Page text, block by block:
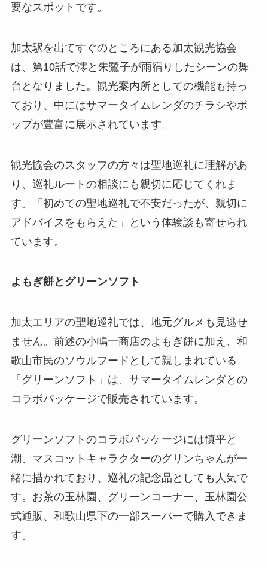
要なスポットです。
加太駅を出てすぐのところにある加太観光協会
は、第10話で澪と朱鷺子が雨宿りしたシーンの舞
台となりました。観光案内所としての機能も持っ
ており、中にはサマータイムレンダのチラシやポ
ップが豊富に展示されています。
観光協会のスタッフの方々は聖地巡礼に理解があ
り、巡礼ルートの相談にも親切に応じてくれま
す。「初めての聖地巡礼で不安だったが、親切に
アドバイスをもらえた」という体験談も寄せられ
ています。
よもぎ餅とグリーンソフト
加太エリアの聖地巡礼では、地元グルメも見逃せ
ません。前述の小嶋一商店のよもぎ餅に加え、和
歌山市民のソウルフードとして親しまれている
「グリーンソフト」は、サマータイムレンダとの
コラボパッケージで販売されています。
グリーンソフトのコラボパッケージには慎平と
潮、マスコットキャラクターのグリンちゃんが一
緒に描かれており、巡礼の記念品としても人気で
す。お茶の玉林園、グリーンコーナー、玉林園公
式通販、和歌山県下の一部スーパーで購入できま
す。